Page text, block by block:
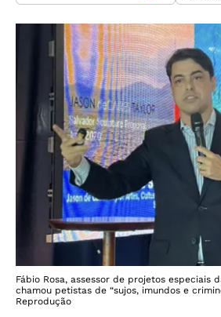
Fábio Rosa, assessor de projetos especiais
chamou petistas de “sujos, imundos e
Reprodução